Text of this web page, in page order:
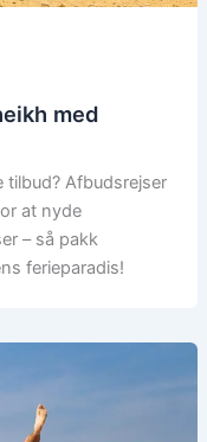
med
tilbud? Afbudsrejser
at nyde
– så pakk
ferieparadis!